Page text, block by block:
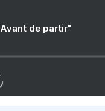
de partir"